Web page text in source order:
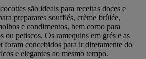
são ideais para receitas doces e
preparares soufflés, crème brûlée,
e condimentos, bem como para
ou petiscos. Os ramequins em grés e as
foram concebidos para ir diretamente do
e elegantes ao mesmo tempo.